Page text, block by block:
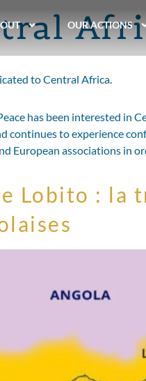
OUR ACTIONS
to Central Africa.
has been interested
continues to experience
European associations in
Lobito : la